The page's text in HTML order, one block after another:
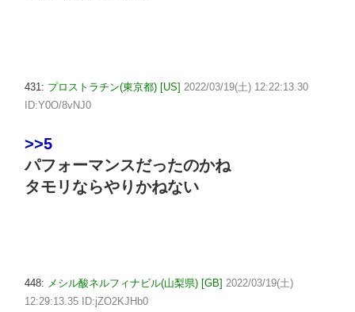
431: プロストラチン(東京都) [US] 2022/03/19(土) 12:22:13.30
ID:Y0O/8vNJ0
>>5
パフォーマンスだったのかね
タモリならやりかねない
448: メシル酸ネルフィナビル(山梨県) [GB] 2022/03/19(土)
12:29:13.35 ID:jZO2KJHb0